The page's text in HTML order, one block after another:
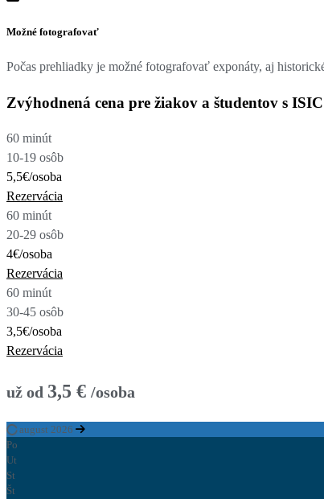
Možné fotografovať
Počas prehliadky je možné fotografovať exponáty, aj
Zvýhodnená cena pre žiakov a študentov s ISIC
60 minút
10-19 osôb
5,5€/osoba
Rezervácia
60 minút
20-29 osôb
4€/osoba
Rezervácia
60 minút
30-45 osôb
3,5€/osoba
Rezervácia
už od 3,5 € /osoba
august 2026
Po
Ut
St
Št